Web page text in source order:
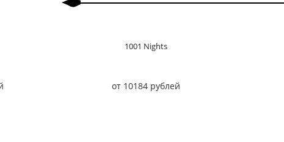
1001 Nights
от 10184 рублей